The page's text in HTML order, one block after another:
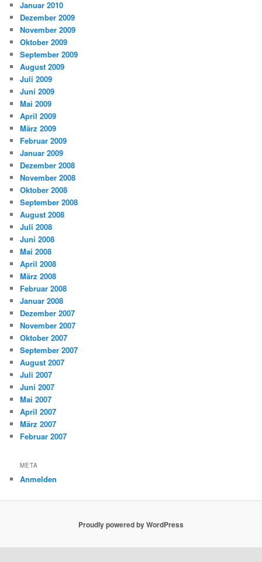
Januar 2010
Dezember 2009
November 2009
Oktober 2009
September 2009
August 2009
Juli 2009
Juni 2009
Mai 2009
April 2009
März 2009
Februar 2009
Januar 2009
Dezember 2008
November 2008
Oktober 2008
September 2008
August 2008
Juli 2008
Juni 2008
Mai 2008
April 2008
März 2008
Februar 2008
Januar 2008
Dezember 2007
November 2007
Oktober 2007
September 2007
August 2007
Juli 2007
Juni 2007
Mai 2007
April 2007
März 2007
Februar 2007
META
Anmelden
Proudly powered by WordPress